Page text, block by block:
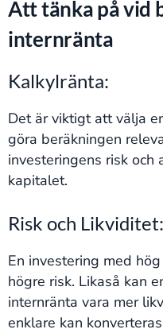
Att tänka på vid
internränta
Kalkylränta:
Det är viktigt att välja
göra beräkningen
investeringens risk
kapitalet.
Risk och Likviditet:
En investering med
högre risk. Likaså kan
internränta vara mer
enklare kan